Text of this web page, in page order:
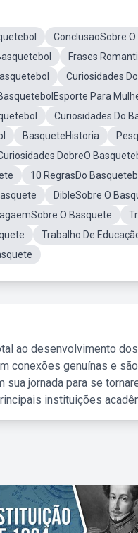
ConclusaoSobre
Frases
Curiosidades
Para
Curiosidades Do
BasqueteHistoria
DobreO
10 RegrasDo
DibleSobre O
O Basquete
Trabalho De
ao desenvolvimento
conexões genuínas e
jornada para se
instituições